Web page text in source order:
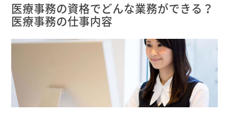
医療事務の資格でどんな業務ができる？
医療事務の仕事内容